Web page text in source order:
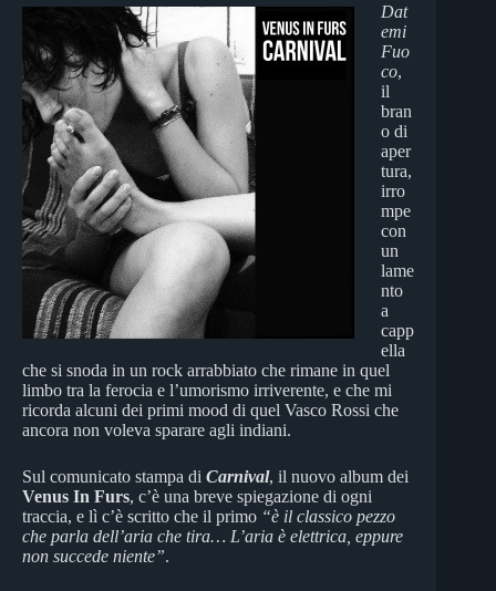
Dat
emi
Fuo
co,
il
bran
o di
aper
tura,
irro
mpe
con
un
lame
nto
a
capp
ella
che si snoda in un rock arrabbiato che rimane in quel
limbo tra la ferocia e l’umorismo irriverente, e che mi
ricorda alcuni dei primi mood di quel Vasco Rossi che
ancora non voleva sparare agli indiani.
Sul comunicato stampa di Carnival, il nuovo album dei
Venus In Furs, c’è una breve spiegazione di ogni
traccia, e lì c’è scritto che il primo “è il classico pezzo
che parla dell’aria che tira… L’aria è elettrica, eppure
non succede niente”.